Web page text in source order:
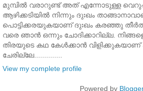
മുമ്പില്‍ വരാറുണ്ട് അത് എന്നോടുള്ള
ആഴിക്കടിയില്‍ നിന്നും ദുഃഖം
പൊട്ടിക്കരയുകയാണ് ദുഃഖം കരഞ്ഞു
വരെ ഞാന്‍ ഒന്നും ചോദിക്കാറില്ല.
തിരയുടെ കഥ കേള്‍ക്കാന്‍ വിളിക്കുകയാണ്
ചേരില്ലേ..............
View my complete profile
Powered by Blogger